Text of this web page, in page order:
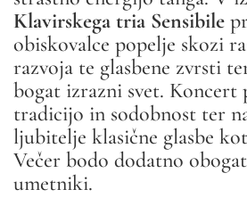
Klavirskega tria Sensibile
obiskovalce popelje skozi
razvoja te glasbene zvrsti
bogat izrazni svet. Koncert
tradicijo in sodobnost ter
ljubitelje klasične glasbe
Večer bodo dodatno
umetniki.